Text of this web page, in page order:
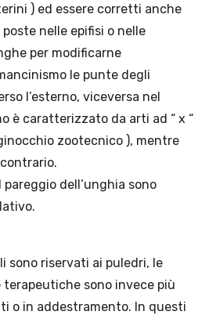
) ed essere corretti anche
nelle epifisi o nelle
per modificarne
le punte degli
l’esterno, viceversa nel
è caratterizzato da arti ad “ x “
zootecnico ), mentre
dell’unghia sono
sono riservati ai puledri, le
sono invece più
o in addestramento. In questi